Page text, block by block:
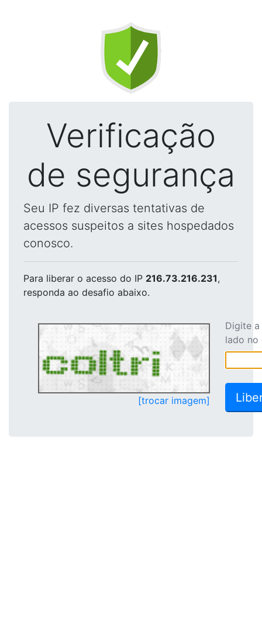
Verificação
de segurança
Seu IP fez diversas tentativas de
acessos suspeitos a sites hospedados
conosco.
Para liberar o acesso do IP 216.73.216.231,
responda ao desafio abaixo.
[trocar imagem]
Digite
lado no